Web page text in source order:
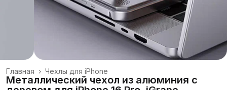
Чехлы для iPhone
Главная ›
Металлический чехол из алюминия с